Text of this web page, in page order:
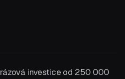
investice od 250 000